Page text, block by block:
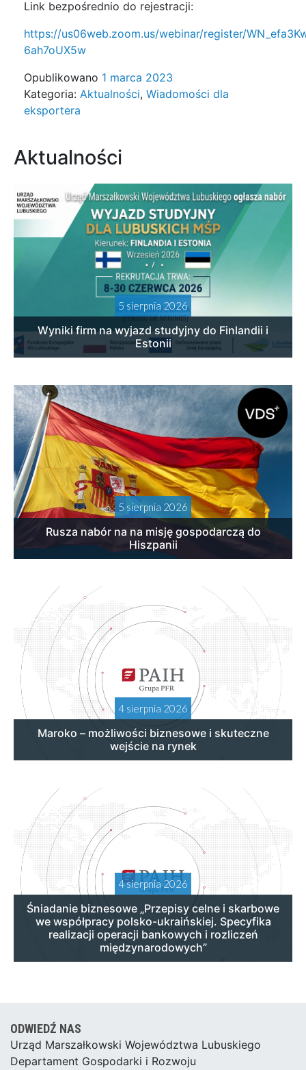
Link bezpośrednio do rejestracji:
https://us06web.zoom.us/webinar/register/
6ah7oUX5w
Opublikowano 1 marca 2023
Kategoria: Aktualności, Wiadomości dla
eksportera
Aktualności
5 sierpnia 2026
Wyniki firm na wyjazd studyjny do Finlandii i
Estonii
5 sierpnia 2026
Rusza nabór na na misję gospodarczą do
Hiszpanii
4 sierpnia 2026
Maroko – możliwości biznesowe i skuteczne
wejście na rynek
4 sierpnia 2026
Śniadanie biznesowe „Przepisy celne i skarbowe
we współpracy polsko-ukraińskiej. Specyfika
realizacji operacji bankowych i rozliczeń
międzynarodowych”
ODWIEDŹ NAS
Urząd Marszałkowski Województwa Lubuskiego
Departament Gospodarki i Rozwoju